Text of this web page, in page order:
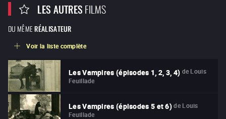
LES AUTRESFILMS
DU MÊME RÉALISATEUR
Voir la liste complète
Les Vampires (épisodes 1, 2, 3, 4) de Louis
Feuillade
Les Vampires (épisodes 5 et 6) de Louis
Feuillade